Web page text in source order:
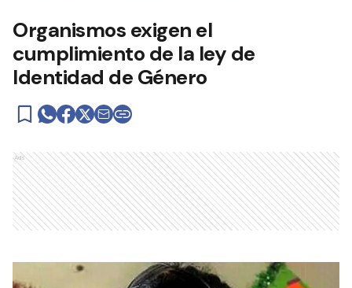
Organismos exigen el
cumplimiento de la ley de
Identidad de Género
Ads